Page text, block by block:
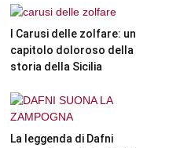
I Carusi delle zolfare: un
capitolo doloroso della
storia della Sicilia
La leggenda di Dafni